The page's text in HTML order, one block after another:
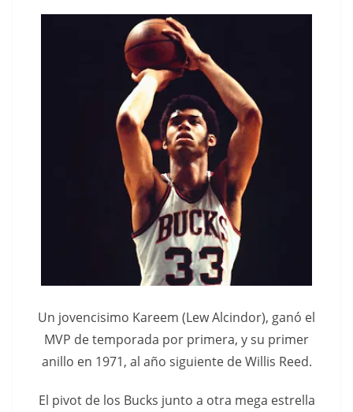
Un jovencisimo Kareem (Lew Alcindor), ganó el
MVP de temporada por primera, y su primer
anillo en 1971, al año siguiente de Willis Reed.
El pivot de los Bucks junto a otra mega estrella